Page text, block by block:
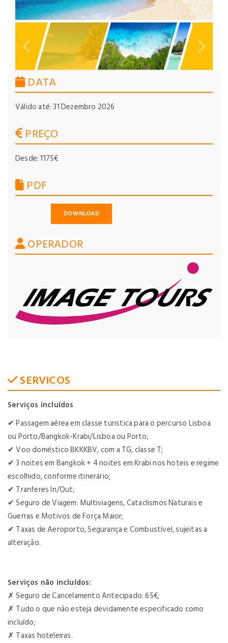
DATA
Válido até: 31 Dezembro 2026
PREÇO
Desde: 1175€
PDF
DOWNLOAD
OPERADOR
SERVICOS
Serviços incluídos
✔ Passagem aérea em classe turistica para o percurso Lisboa
ou Porto/Bangkok-Krabi/Lisboa ou Porto;
✔ Voo doméstico BKKKBV, com a TG, classe T;
✔ 3 noites em Bangkok + 4 noites em Krabi nos hoteis e regime
escolhido, conforme itinerário;
✔ Tranferes In/Out;
✔ Seguro de Viagem: Multiviagens, Cataclismos Naturais e
Guerras e Motivos de Força Maior;
✔ Taxas de Aeroporto, Segurança e Combustível, sujeitas a
alteração.
Serviços não incluídos:
✗Seguro de Cancelamento Antecipado: 65€;
✗ Tudo o que não esteja devidamente especificado como
incluído;
✗ Taxas hoteleiras.